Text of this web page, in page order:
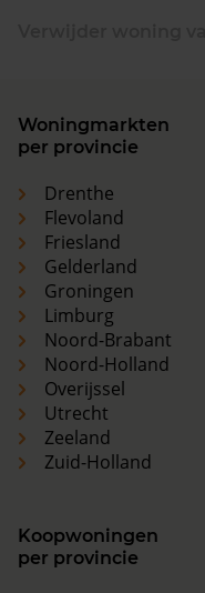
Woningmarkten
per provincie
Drenthe
Flevoland
Friesland
Gelderland
Groningen
Limburg
Noord-Brabant
Noord-Holland
Overijssel
Utrecht
Zeeland
Zuid-Holland
Koopwoningen
per provincie